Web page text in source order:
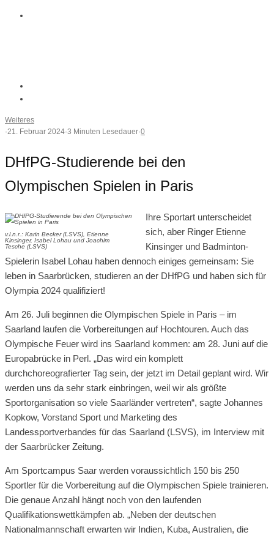
Weiteres
·21. Februar 2024·3 Minuten Lesedauer·0
DHfPG-Studierende bei den
Olympischen Spielen in Paris
v.l.n.r.: Karin Becker (LSVS), Etienne
Kinsinger, Isabel Lohau und Joachim
Tesche (LSVS)
Ihre Sportart unterscheidet
sich, aber Ringer Etienne
Kinsinger und Badminton-
Spielerin Isabel Lohau haben dennoch einiges gemeinsam: Sie
leben in Saarbrücken, studieren an der DHfPG und haben sich für
Olympia 2024 qualifiziert!
Am 26. Juli beginnen die Olympischen Spiele in Paris – im
Saarland laufen die Vorbereitungen auf Hochtouren. Auch das
Olympische Feuer wird ins Saarland kommen: am 28. Juni auf die
Europabrücke in Perl. „Das wird ein komplett
durchchoreografierter Tag sein, der jetzt im Detail geplant wird. Wir
werden uns da sehr stark einbringen, weil wir als größte
Sportorganisation so viele Saarländer vertreten“, sagte Johannes
Kopkow, Vorstand Sport und Marketing des
Landessportverbandes für das Saarland (LSVS), im Interview mit
der Saarbrücker Zeitung.
Am Sportcampus Saar werden voraussichtlich 150 bis 250
Sportler für die Vorbereitung auf die Olympischen Spiele trainieren.
Die genaue Anzahl hängt noch von den laufenden
Qualifikationswettkämpfen ab. „Neben der deutschen
Nationalmannschaft erwarten wir Indien, Kuba, Australien, die